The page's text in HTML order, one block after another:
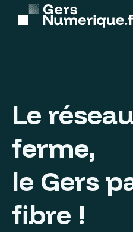
Contenu
principal
Le
ferme,
le Gers
fibre !